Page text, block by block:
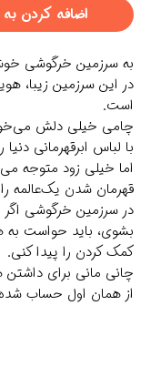
اضافه کردن
به سرزمین خرگوشی
در این سرزمین زیبا،
است.
چامی خیلی دلش
با لباس ابرقهرمانی
اما خیلی زود متوجه
قهرمان شدن یک‌عالمه
در سرزمین خرگوشی اگر
بشوی، باید حواست به
کمک کردن را پیدا کنی.
چانی مانی برای
از همان اول حساب